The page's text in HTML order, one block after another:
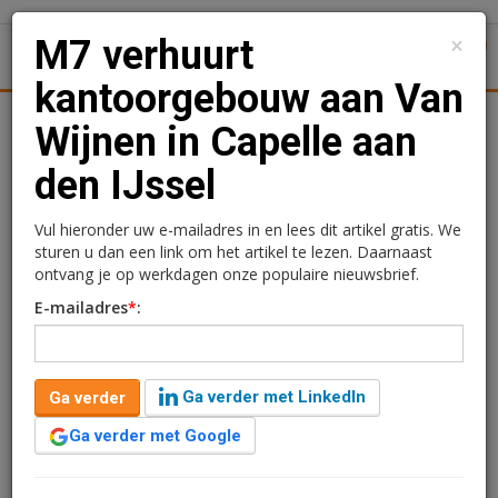
Juridisch | Fiscaal Transacties
M7 verhuurt
kantoorgebouw aan Van
Wijnen in Capelle aan den
IJssel
Redactie
17 december 2024 om 08:54
2 jaar geleden aangepast
1 minuut leestijd
M7 Real Estate heeft een langlopende
×
M7 verhuurt
kantoorgebouw aan Van
Wijnen in Capelle aan
den IJssel
Vul hieronder uw e-mailadres in en lees dit artikel gratis. We
sturen u dan een link om het artikel te lezen. Daarnaast
ontvang je op werkdagen onze populaire nieuwsbrief.
E-mailadres*:
Ga verder
Ga verder met LinkedIn
Ga verder met Google